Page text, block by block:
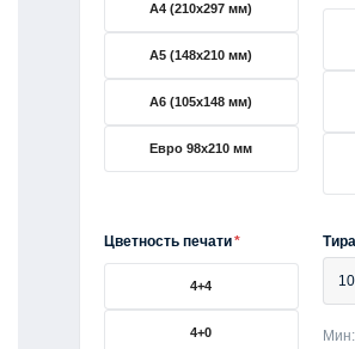
А4 (210х297 мм)
А5 (148х210 мм)
А6 (105х148 мм)
Евро 98х210 мм
Цветность печати*
4+4
4+0